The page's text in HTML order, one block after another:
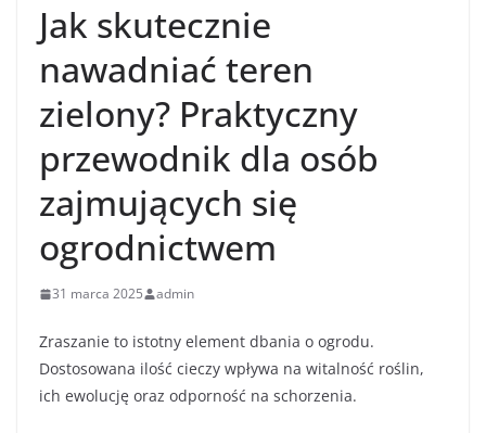
Jak skutecznie
nawadniać teren
zielony? Praktyczny
przewodnik dla osób
zajmujących się
ogrodnictwem
31 marca 2025 admin
Zraszanie to istotny element dbania o ogrodu.
Dostosowana ilość cieczy wpływa na witalność roślin,
ich ewolucję oraz odporność na schorzenia.